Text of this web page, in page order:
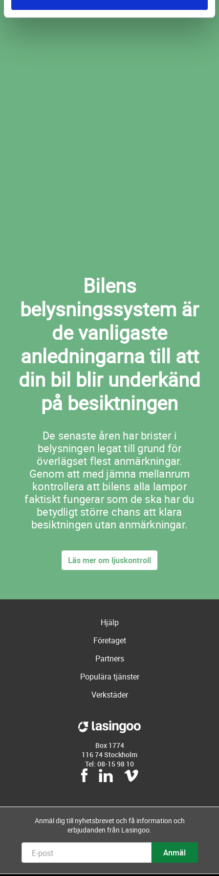
Bilens
belysningssystem är
de vanligaste
anledningarna till att
din bil blir underkänd
på besiktningen
De senaste åren har brister i
belysningen legat till grund för
överlägset flest anmärkningar.
Genom att med jämna mellanrum
kontrollera att bilens alla lampor
faktiskt fungerar som de ska har du
betydligt större chans att klara
besiktningen utan anmärkningar.
Läs mer om ljuskontroll
Hjälp
Företaget
Partners
Populära tjänster
Verkstäder
Box 1774
116 74 Stockholm
Tel: 08-15 98 10
Anmäl dig till nyhetsbrevet och få information och
erbjudanden från Lasingoo.